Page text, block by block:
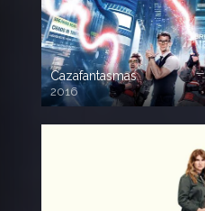
Cazafantasmas
2016
720p HD